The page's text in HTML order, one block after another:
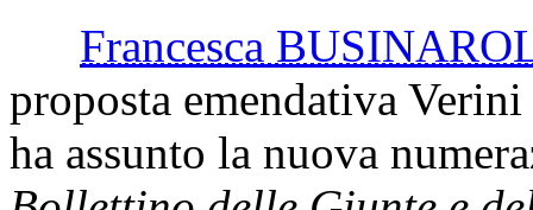
Francesca
proposta emendativa Verini
ha assunto la nuova